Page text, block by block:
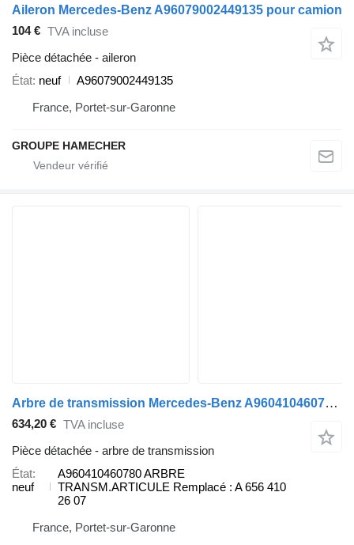
Aileron Mercedes-Benz A96079002449135 pour camion
104 € TVA incluse
Pièce détachée - aileron
État neuf
A96079002449135
France, Portet-sur-Garonne
GROUPE HAMECHER
Arbre de transmission Mercedes-Benz A960410460780 pour camion
634,20 € TVA incluse
Pièce détachée - arbre de transmission
État
neuf
A960410460780 ARBRE
TRANSM.ARTICULE Remplacé : A 656 410
26 07
France, Portet-sur-Garonne